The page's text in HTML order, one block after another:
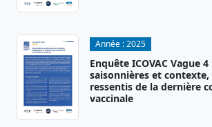
Année :2025
Enquête ICOVAC Vague
saisonnières et
ressentis de la dernière
vaccinale